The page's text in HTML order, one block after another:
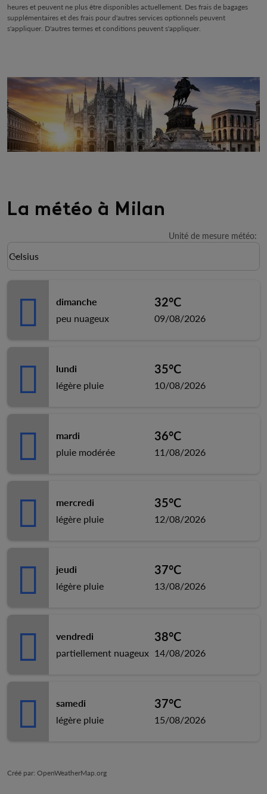
heures et peuvent ne plus être disponibles actuellement. Des frais de bagages
supplémentaires et des frais pour d'autres services optionnels peuvent
s'appliquer. D'autres termes et conditions peuvent s'appliquer.
La météo à Milan
Unité de mesure météo:
Weather unit option Celsius Selected
Celsius
keyboard_arrow_down
dimanche
peu nuageux
32°C
09/08/2026
lundi
légère pluie
35°C
10/08/2026
mardi
pluie modérée
36°C
11/08/2026
mercredi
légère pluie
35°C
12/08/2026
jeudi
légère pluie
37°C
13/08/2026
vendredi
partiellement nuageux
38°C
14/08/2026
samedi
légère pluie
37°C
15/08/2026
Créé par: OpenWeatherMap.org